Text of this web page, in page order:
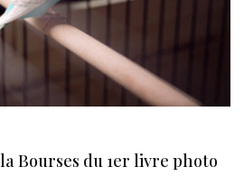
Bourses du 1er livre photo